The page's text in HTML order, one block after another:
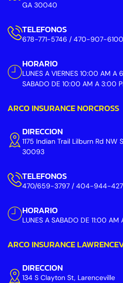
GA 30040
TELEFONOS
678-771-5746 / 470-907-6100
HORARIO
LUNES A VIERNES 10:00 AM A
SABADO DE 10:00 AM A 3:00
ARCO INSURANCE NORCROSS
DIRECCION
1175 Indian Trail Lilburn Rd NW
30093
TELEFONOS
470/659-3797 / 404-944-
HORARIO
LUNES A SABADO DE 11:00
ARCO INSURANCE
DIRECCION
134 S Clayton St, Larenceville